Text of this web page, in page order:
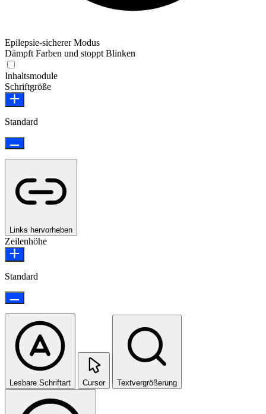
Epilepsie-sicherer Modus
Dämpft Farben und stoppt Blinken
Inhaltsmodule
Schriftgröße
Standard
Links hervorheben
Zeilenhöhe
Standard
Lesbare Schriftart Cursor Textvergrößerung